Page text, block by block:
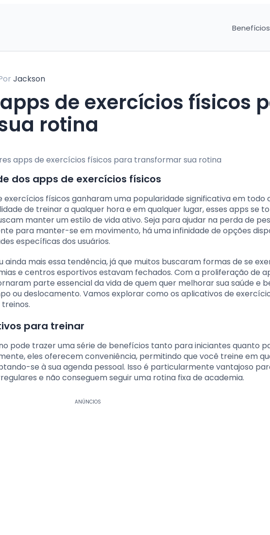
Benefícios
Jackson
de exercícios físicos
rotina
dos apps de exercícios físicos
exercícios físicos ganharam uma popularidade significativa em todo
de treinar a qualquer hora e em qualquer lugar, esses apps se
manter um estilo de vida ativo. Seja para ajudar na perda de
para manter-se em movimento, há uma infinidade de opções
específicas dos usuários.
ainda mais essa tendência, já que muitos buscaram formas de se
e centros esportivos estavam fechados. Com a proliferação de
parte essencial da vida de quem quer melhorar sua saúde e
ou deslocamento. Vamos explorar como os aplicativos de
para treinar
pode trazer uma série de benefícios tanto para iniciantes quanto
eles oferecem conveniência, permitindo que você treine em
se à sua agenda pessoal. Isso é particularmente vantajoso
e não conseguem seguir uma rotina fixa de academia.
ANÚNCIOS